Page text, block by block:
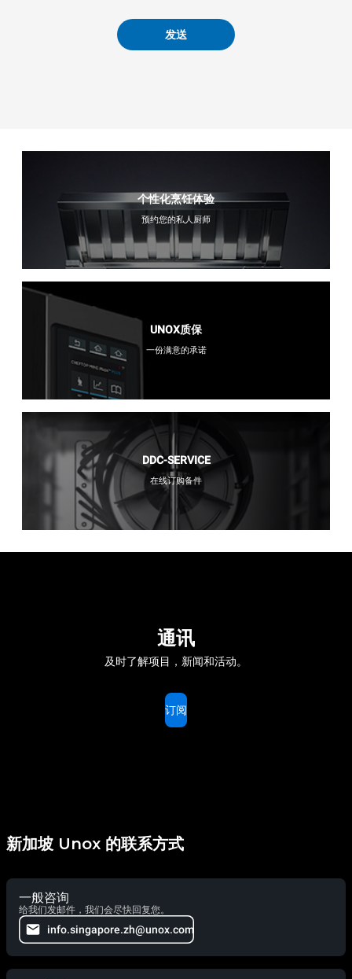
发送
个性化烹饪体验
预约您的私人厨师
UNOX质保
一份满意的承诺
DDC-SERVICE
在线订购备件
通讯
及时了解项目，新闻和活动。
订阅
新加坡 Unox 的联系方式
一般咨询
给我们发邮件，我们会尽快回复您。
info.singapore.zh@unox.com